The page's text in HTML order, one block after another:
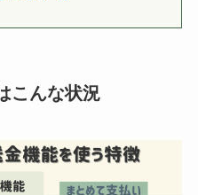
こんな状況